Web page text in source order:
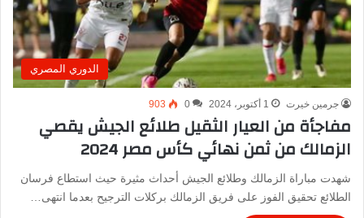
الدوري المصري
جرمين خيرت 1 أكتوبر، 2024 0
903
مفاجأة من العيار الثقيل طلائع الجيش يقصي
الزمالك من ثمن نهائي كأس مصر 2024
شهدت مباراة الزمالك وطلائع الجيش أحداث مثيرة حيث استطاع فرسان
الطلائع تحقيق الفوز على فريق الزمالك بركلات الترجيح بعدما انتهى…